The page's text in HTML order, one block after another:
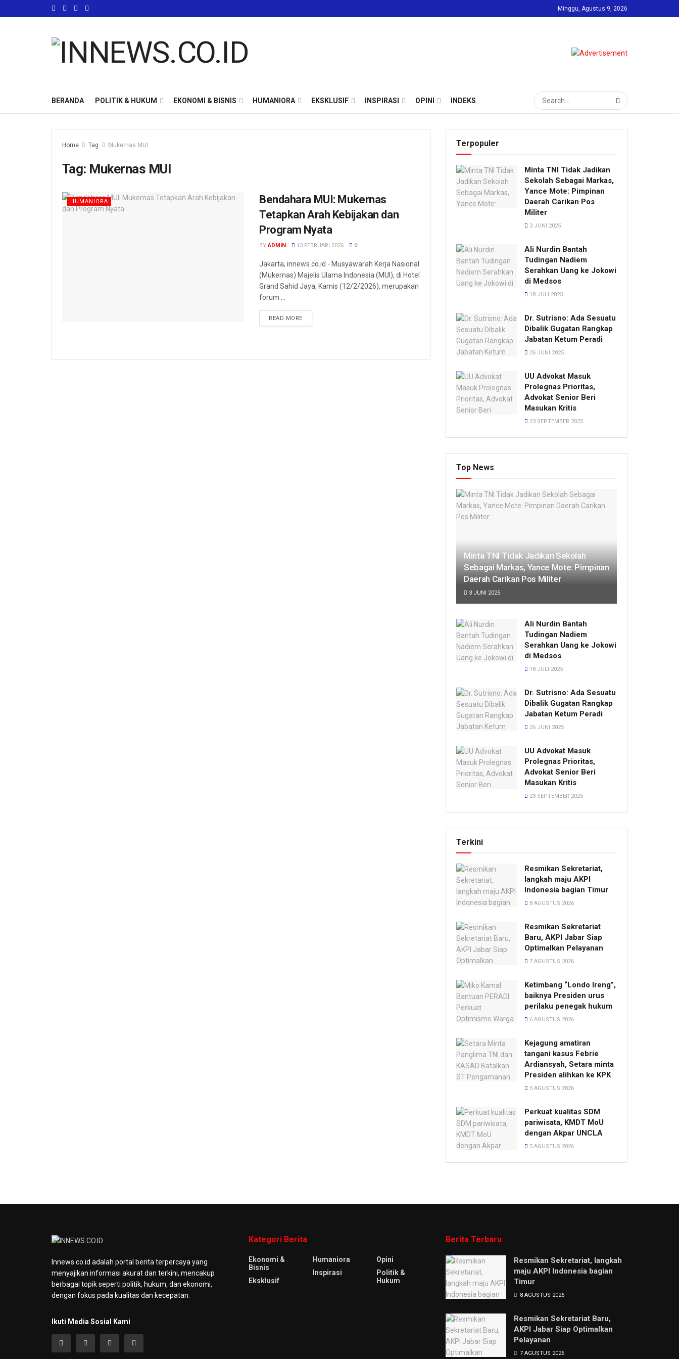
Minggu, Agustus 9, 2026
BERANDA POLITIK & HUKUM EKONOMI & BISNIS HUMANIORA EKSKLUSIF INSPIRASI OPINI INDEKS
Home Tag Mukernas MUI
Tag: Mukernas MUI
HUMANIORA
Bendahara MUI: Mukernas
Tetapkan Arah Kebijakan dan
Program Nyata
BY ADMIN 13 FEBRUARI 2026 0
Jakarta, innews.co.id - Musyawarah Kerja Nasional
(Mukernas) Majelis Ulama Indonesia (MUI), di Hotel
Grand Sahid Jaya, Kamis (12/2/2026), merupakan
forum ...
READ MORE
Terpopuler
Minta TNI Tidak Jadikan
Sekolah Sebagai Markas,
Yance Mote: Pimpinan
Daerah Carikan Pos
Militer
3 JUNI 2025
Ali Nurdin Bantah
Tudingan Nadiem
Serahkan Uang ke Jokowi
di Medsos
18 JULI 2025
Dr. Sutrisno: Ada Sesuatu
Dibalik Gugatan Rangkap
Jabatan Ketum Peradi
26 JUNI 2025
UU Advokat Masuk
Prolegnas Prioritas,
Advokat Senior Beri
Masukan Kritis
23 SEPTEMBER 2025
Top News
Minta TNI Tidak Jadikan Sekolah
Sebagai Markas, Yance Mote: Pimpinan
Daerah Carikan Pos Militer
3 JUNI 2025
Ali Nurdin Bantah
Tudingan Nadiem
Serahkan Uang ke Jokowi
di Medsos
18 JULI 2025
Dr. Sutrisno: Ada Sesuatu
Dibalik Gugatan Rangkap
Jabatan Ketum Peradi
26 JUNI 2025
UU Advokat Masuk
Prolegnas Prioritas,
Advokat Senior Beri
Masukan Kritis
23 SEPTEMBER 2025
Terkini
Resmikan Sekretariat,
langkah maju AKPI
Indonesia bagian Timur
8 AGUSTUS 2026
Resmikan Sekretariat
Baru, AKPI Jabar Siap
Optimalkan Pelayanan
7 AGUSTUS 2026
Ketimbang “Londo Ireng”,
baiknya Presiden urus
perilaku penegak hukum
6 AGUSTUS 2026
Kejagung amatiran
tangani kasus Febrie
Ardiansyah, Setara minta
Presiden alihkan ke KPK
5 AGUSTUS 2026
Perkuat kualitas SDM
pariwisata, KMDT MoU
dengan Akpar UNCLA
5 AGUSTUS 2026
Innews.co.id adalah portal berita terpercaya yang
menyajikan informasi akurat dan terkini, mencakup
berbagai topik seperti politik, hukum, dan ekonomi,
dengan fokus pada kualitas dan kecepatan.
Ikuti Media Sosial Kami
Kategori Berita
Ekonomi &
Bisnis
Eksklusif
Humaniora
Inspirasi
Opini
Politik &
Hukum
Berita Terbaru
Resmikan Sekretariat, langkah
maju AKPI Indonesia bagian
Timur
8 AGUSTUS 2026
Resmikan Sekretariat Baru,
AKPI Jabar Siap Optimalkan
Pelayanan
7 AGUSTUS 2026